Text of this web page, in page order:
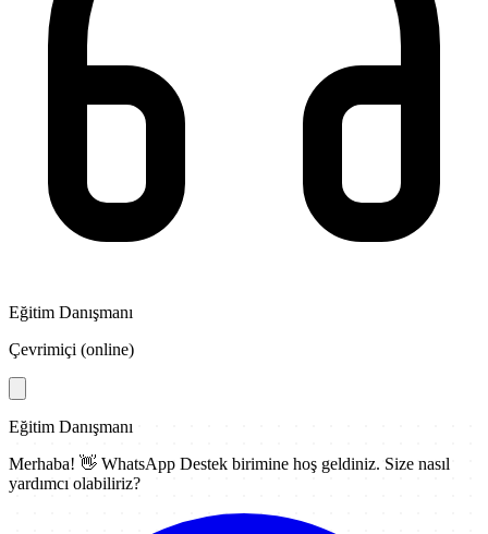
Eğitim Danışmanı
Çevrimiçi (online)
Eğitim Danışmanı
Merhaba! 👋 WhatsApp Destek birimine hoş geldiniz. Size nasıl
yardımcı olabiliriz?